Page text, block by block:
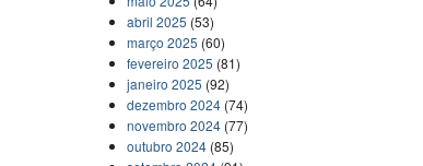
abril 2025 (53)
março 2025 (60)
fevereiro 2025 (81)
janeiro 2025 (92)
dezembro 2024 (74)
novembro 2024 (77)
outubro 2024 (85)